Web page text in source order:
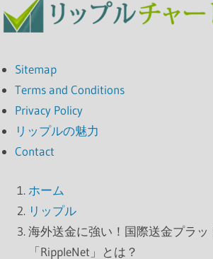
Sitemap
Terms and Conditions
Privacy Policy
リップルの魅力
Contact
ホーム
リップル
海外送金に強い！国際送金プラッ
「RippleNet」とは？